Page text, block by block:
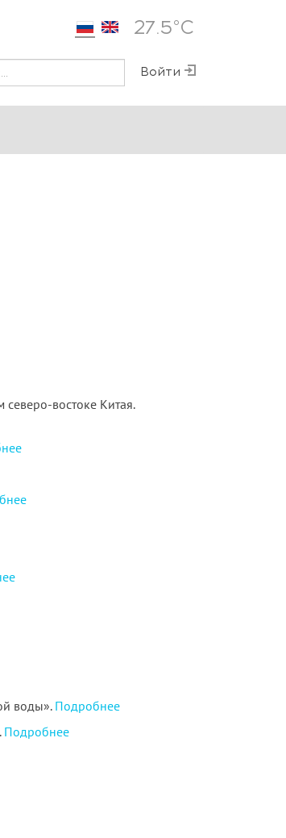
27.5°С
Войти
востоке Китая.
воды». Подробнее
Подробнее